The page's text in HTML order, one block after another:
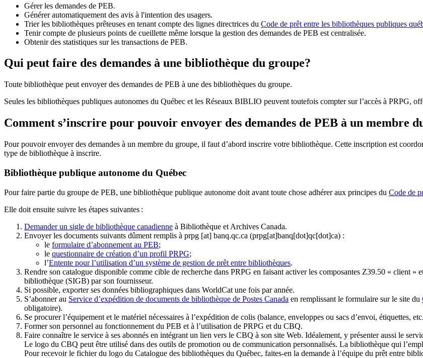
Gérer les demandes de PEB.
Générer automatiquement des avis à l'intention des usagers.
Trier les bibliothèques prêteuses en tenant compte des lignes directrices du Code de prêt entre les bibliothèques publiques
Tenir compte de plusieurs points de cueillette même lorsque la gestion des demandes de PEB est centralisée.
Obtenir des statistiques sur les transactions de PEB.
Qui peut faire des demandes à une bibliothèque du groupe?
Toute bibliothèque peut envoyer des demandes de PEB à une des bibliothèques du groupe.
Seules les bibliothèques publiques autonomes du Québec et les Réseaux BIBLIO peuvent toutefois compter sur l’accès à PRPG,
Comment s’inscrire pour pouvoir envoyer des demandes de PEB à un membre
Pour pouvoir envoyer des demandes à un membre du groupe, il faut d’abord inscrire votre bibliothèque. Cette inscription est
type de bibliothèque à inscrire.
Bibliothèque publique autonome du Québec
Pour faire partie du groupe de PEB, une bibliothèque publique autonome doit avant toute chose adhérer aux principes du Code de
Elle doit ensuite suivre les étapes suivantes :
Demander un sigle de bibliothèque canadienne à Bibliothèque et Archives Canada.
Envoyer les documents suivants dûment remplis à prpg [at] banq.qc.ca (prpg[at]banq[dot]qc[dot]ca) :
le formulaire d’abonnement au PEB;
le questionnaire de création d’un profil PRPG;
l’Entente pour l’utilisation d’un système de gestion de prêt entre bibliothèques.
Rendre son catalogue disponible comme cible de recherche dans PRPG en faisant activer les composantes Z39.50 « client »
bibliothèque (SIGB) par son fournisseur.
Si possible, exporter ses données bibliographiques dans WorldCat une fois par année.
S’abonner au Service d’expédition de documents de bibliothèque de Postes Canada en remplissant le formulaire sur le site du
obligatoire).
Se procurer l’équipement et le matériel nécessaires à l’expédition de colis (balance, enveloppes ou sacs d’envoi, étiquettes,
Former son personnel au fonctionnement du PEB et à l’utilisation de PRPG et du CBQ.
Faire connaître le service à ses abonnés en intégrant un lien vers le CBQ à son site Web. Idéalement, y présenter aussi le
Le logo du CBQ peut être utilisé dans des outils de promotion ou de communication personnalisés. La bibliothèque qui
Pour recevoir le fichier du logo du Catalogue des bibliothèques du Québec, faites-en la demande à l’équipe du prêt entre